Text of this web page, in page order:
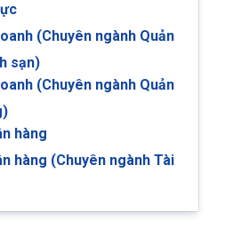
(Chuyên ngành Quản
sạn)
(Chuyên ngành Quản
hàng
hàng (Chuyên ngành Tài